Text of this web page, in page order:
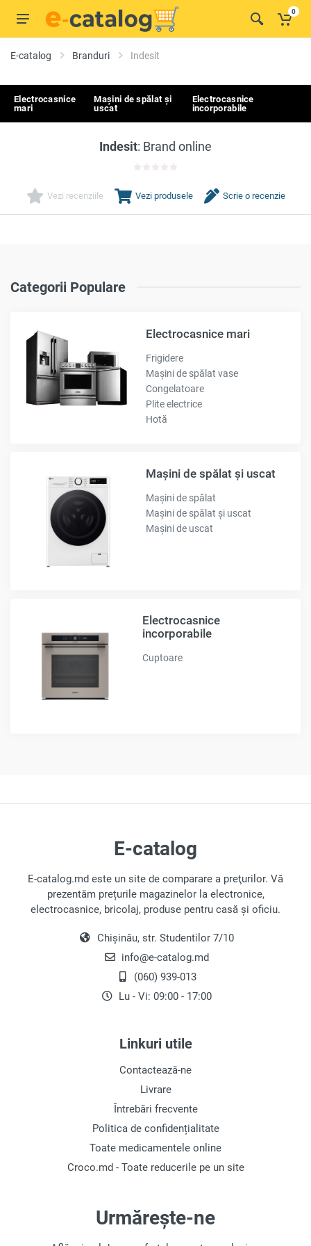
0
E-catalog Branduri Indesit
Electrocasnice
mari
Mașini de spălat și
uscat
Electrocasnice
incorporabile
Indesit: Brand online
Vezi recenziile Vezi produsele Scrie o recenzie
Categorii Populare
Electrocasnice mari
Frigidere
Mașini de spălat vase
Congelatoare
Plite electrice
Hotă
Mașini de spălat și uscat
Mașini de spălat
Mașini de spălat și uscat
Mașini de uscat
Electrocasnice
incorporabile
Cuptoare
E-catalog
E-catalog.md este un site de comparare a preţurilor. Vă
prezentăm prețurile magazinelor la electronice,
electrocasnice, bricolaj, produse pentru casă și oficiu.
Chișinău, str. Studentilor 7/10
info@e-catalog.md
(060) 939-013
Lu - Vi: 09:00 - 17:00
Linkuri utile
Contactează-ne
Livrare
Întrebări frecvente
Politica de confidențialitate
Toate medicamentele online
Croco.md - Toate reducerile pe un site
Urmărește-ne